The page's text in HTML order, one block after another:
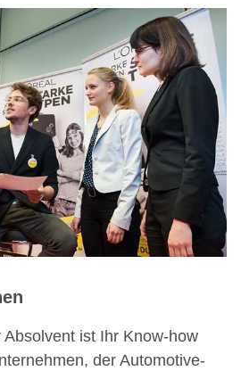
ist Ihr Know-how
der Automotive-